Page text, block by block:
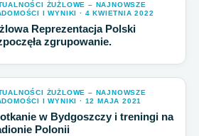
ŻUŻLOWE – NAJNOWSZE
I WYNIKI · 4 KWIETNIA 2022
Reprezentacja Polski
zgrupowanie.
ŻUŻLOWE – NAJNOWSZE
I WYNIKI · 12 MAJA 2021
w Bydgoszczy i treningi na
Polonii